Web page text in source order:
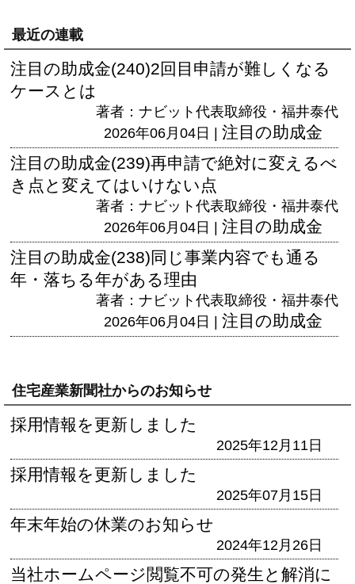
最近の連載
注目の助成金(240)2回目申請が難しくなる
ケースとは
著者：ナビット代表取締役・福井泰代
2026年06月04日 | 注目の助成金
注目の助成金(239)再申請で絶対に変えるべ
き点と変えてはいけない点
著者：ナビット代表取締役・福井泰代
2026年06月04日 | 注目の助成金
注目の助成金(238)同じ事業内容でも通る
年・落ちる年がある理由
著者：ナビット代表取締役・福井泰代
2026年06月04日 | 注目の助成金
住宅産業新聞社からのお知らせ
採用情報を更新しました
2025年12月11日
採用情報を更新しました
2025年07月15日
年末年始の休業のお知らせ
2024年12月26日
当社ホームページ閲覧不可の発生と解消に